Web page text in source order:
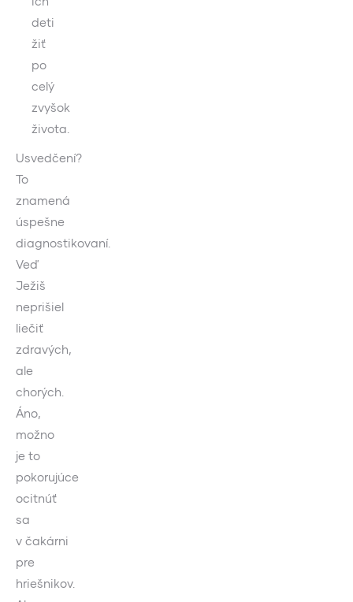
deti
žiť
po
celý
zvyšok
života.
Usvedčení?
To
znamená
úspešne
diagnostikovaní.
Veď
Ježiš
neprišiel
liečiť
zdravých,
ale
chorých.
Áno,
možno
je to
pokorujúce
ocitnúť
sa
v čakárni
pre
hriešnikov.